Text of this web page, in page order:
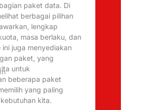
paket data. Di
berbagai pilihan
lengkap
masa berlaku, dan
juga menyediakan
paket, yang
untuk
beberapa paket
yang paling
kita.